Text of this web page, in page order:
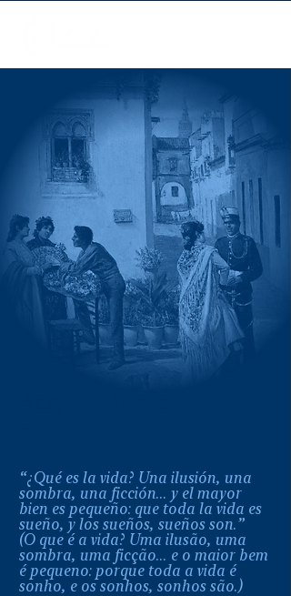
“¿Qué es la vida? Una ilusión, una
sombra, una ficción... y el mayor
bien es pequeño: que toda la vida es
sueño, y los sueños, sueños son.”
(O que é a vida? Uma ilusão, uma
sombra, uma ficção... e o maior bem
é pequeno: porque toda a vida é
sonho, e os sonhos, sonhos são.)